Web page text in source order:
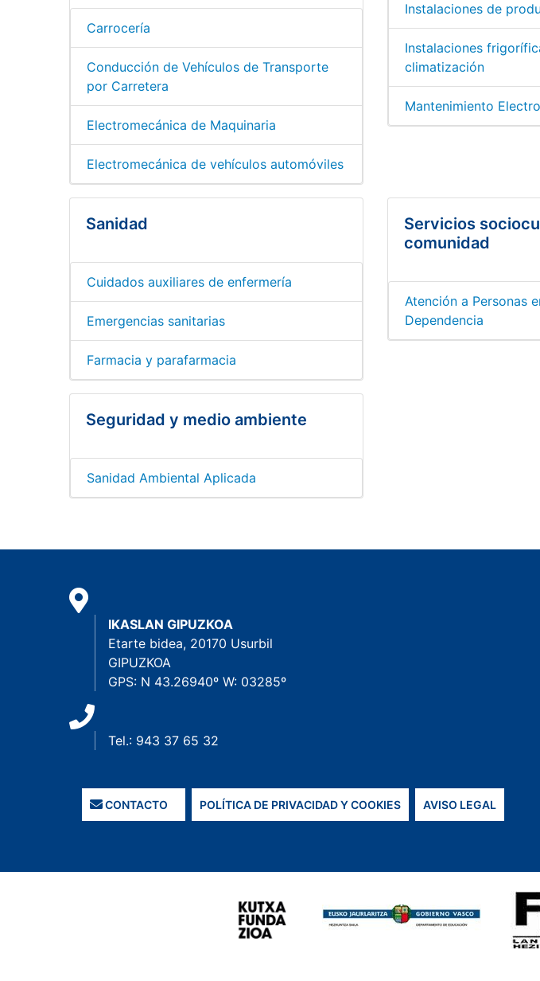
Carrocería
Conducción de Vehículos de Transporte
por Carretera
Electromecánica de Maquinaria
Electromecánica de vehículos automóviles
Instalaciones de
Instalaciones
climatización
Mantenimiento
Sanidad
Cuidados auxiliares de enfermería
Emergencias sanitarias
Farmacia y parafarmacia
Servicios
comunidad
Atención a Personas
Dependencia
Seguridad y medio ambiente
Sanidad Ambiental Aplicada
IKASLAN GIPUZKOA
Etarte bidea, 20170 Usurbil
GIPUZKOA
GPS: N 43.26940º W: 03285º
Tel.: 943 37 65 32
CONTACTO POLÍTICA DE PRIVACIDAD Y COOKIES AVISO LEGAL